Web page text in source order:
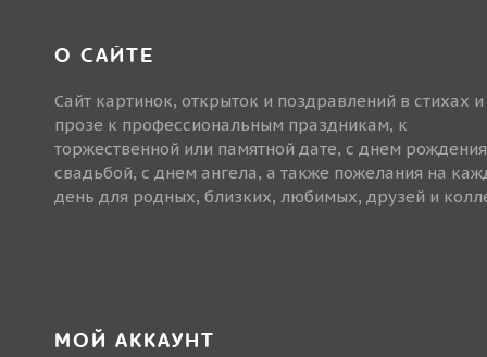
О САЙТЕ
Сайт картинок, открыток и поздравлений в стихах и
прозе к профессиональным праздникам, к
торжественной или памятной дате, с днем
свадьбой, с днем ангела, а также пожелания на
день для родных, близких, любимых, друзей и
МОЙ АККАУНТ